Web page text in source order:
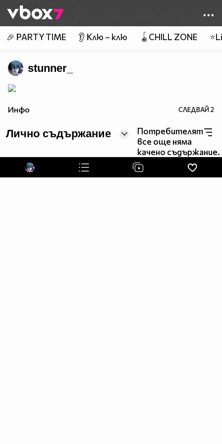
👾
🎉 PARTY TIME 👂 Клю – клю 🪀CHILL ZONE
stunner_
Инфо СЛЕДВАЙ2
Лично съдържание
Потребителят
все още няма
качено съдържание.